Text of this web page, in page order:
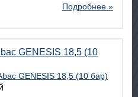
Подробнее »
GENESIS 18,5 (10